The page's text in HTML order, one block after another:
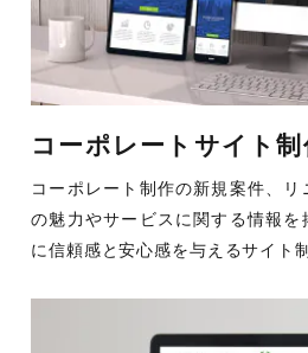
コーポレートサイト制
コーポレート制作の新規案件、
の魅力やサービスに関する情報を
に信頼感と安心感を与えるサイト